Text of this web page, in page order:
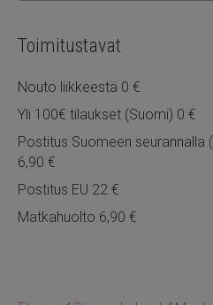
Toimitustavat
Nouto liikkeestä 0 €
Yli 100€ tilaukset (Suomi) 0 €
Postitus Suomeen seurannalla
6,90 €
Postitus EU 22 €
Matkahuolto 6,90 €